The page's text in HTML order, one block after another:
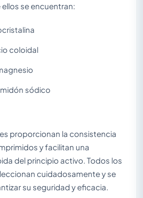
se encuentran:
coloidal
sódico
proporcionan la consistencia
y facilitan una
del principio activo. Todos los
cuidadosamente y se
su seguridad y eficacia.